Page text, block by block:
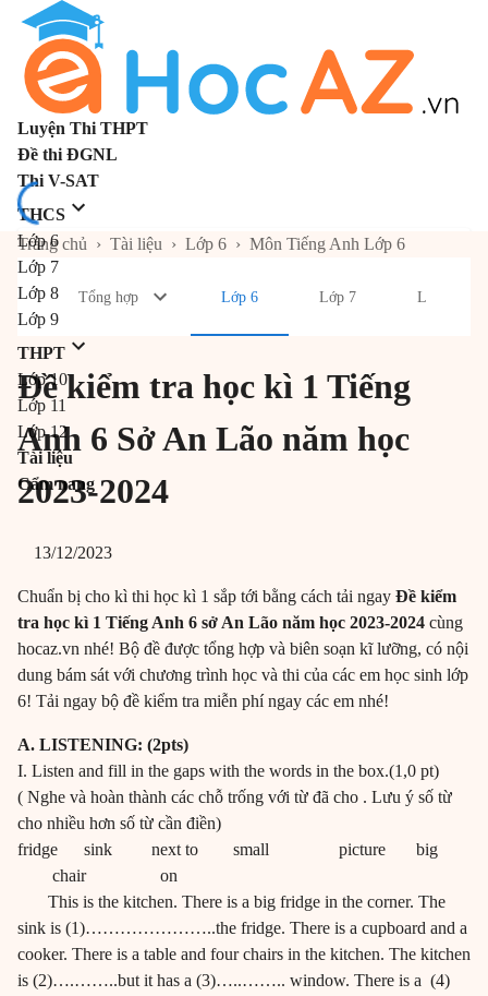
Luyện Thi THPT
Đề thi ĐGNL
Thi V-SAT
THCS
Lớp 6
Lớp 7
Lớp 8
Lớp 9
THPT
Lớp 10
Lớp 11
Lớp 12
Tài liệu
Cẩm nang
Trang chủ › Tài liệu › Lớp 6 › Môn Tiếng Anh Lớp 6
Tổng hợp Lớp 6 Lớp 7 Lớp 8
Đề kiểm tra học kì 1 Tiếng
Anh 6 Sở An Lão năm học
2023-2024
13/12/2023
Chuẩn bị cho kì thi học kì 1 sắp tới bằng cách tải ngay Đề kiểm
tra học kì 1 Tiếng Anh 6 sở An Lão năm học 2023-2024 cùng
hocaz.vn nhé! Bộ đề được tổng hợp và biên soạn kĩ lưỡng, có nội
dung bám sát với chương trình học và thi của các em học sinh lớp
6! Tải ngay bộ đề kiểm tra miễn phí ngay các em nhé!
A. LISTENING: (2pts)
I. Listen and fill in the gaps with the words in the box.(1,0 pt)
( Nghe và hoàn thành các chỗ trống với từ đã cho . Lưu ý số từ
cho nhiều hơn số từ cần điền)
fridge sink next to small picture big
chair on
This is the kitchen. There is a big fridge in the corner. The
sink is (1)…………………..the fridge. There is a cupboard and a
cooker. There is a table and four chairs in the kitchen. The kitchen
is (2)….……..but it has a (3)…..…….. window. There is a (4)